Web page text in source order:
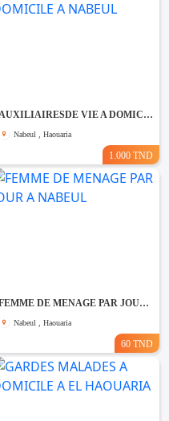
Informatique
AUXILIAIRESDE VIE A DOMICILE A NABEUL
Nabeul , Haouaria
1.000 TND
FEMME DE MENAGE PAR JOUR A NABEUL
Nabeul , Haouaria
60 TND